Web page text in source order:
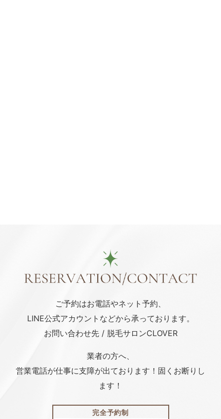
ご予約はお電話やネット予約、
LINE公式アカウント などから承っております。
お問い合わせ先 / 脱毛サロンCLOVER
業者の方へ、
営業電話が仕事に支障が出ております！固くお断りし
ます！
完全予約制